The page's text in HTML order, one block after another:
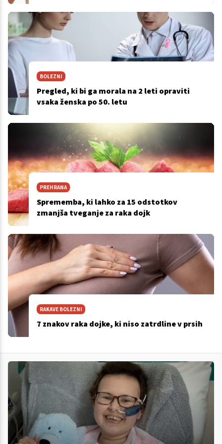
BOLEZNI
Pregled, ki bi ga morala na 2 leti opraviti
vsaka ženska po 50. letu
PREHRANA
Sprememba, ki lahko za 15 odstotkov
zmanjša tveganje za raka dojk
RAKAVE BOLEZNI
7 znakov raka dojke, ki niso zatrdline v prsih